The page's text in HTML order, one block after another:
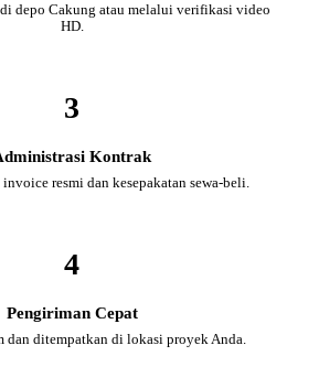
depo Cakung atau melalui verifikasi video
HD.
3
Kontrak
resmi dan kesepakatan sewa-beli.
4
Pengiriman Cepat
ditempatkan di lokasi proyek Anda.